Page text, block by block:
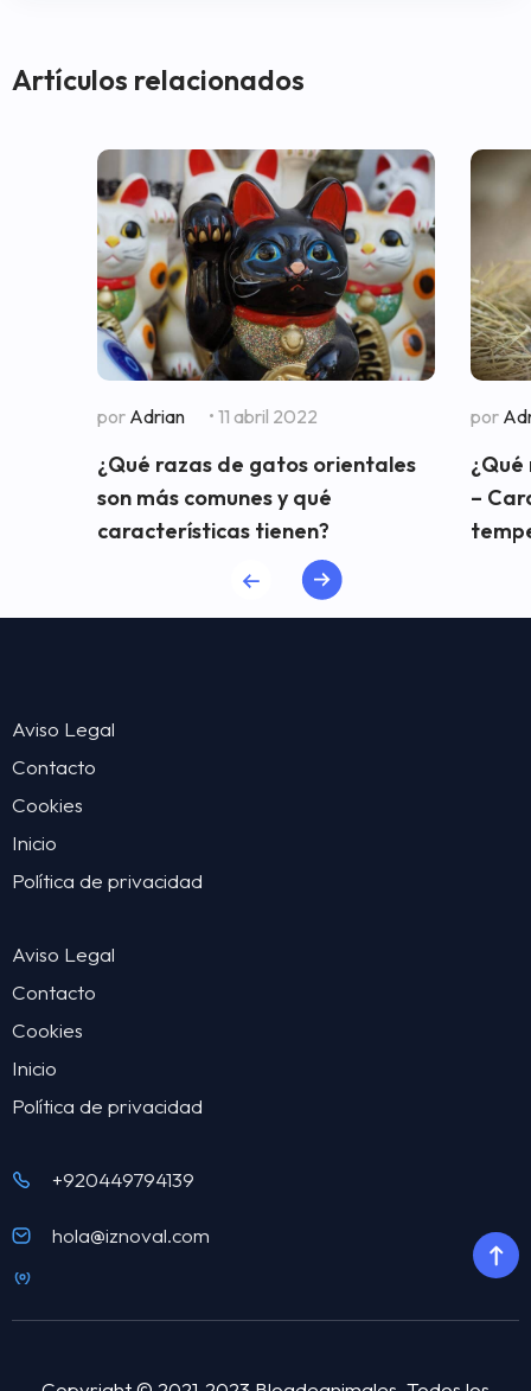
Artículos relacionados
por Adrian • 11 abril 2022
¿Qué razas de gatos orientales
son más comunes y qué
características tienen?
por
–
Aviso Legal
Contacto
Cookies
Inicio
Política de privacidad
Aviso Legal
Contacto
Cookies
Inicio
Política de privacidad
+920449794139
hola@iznoval.com